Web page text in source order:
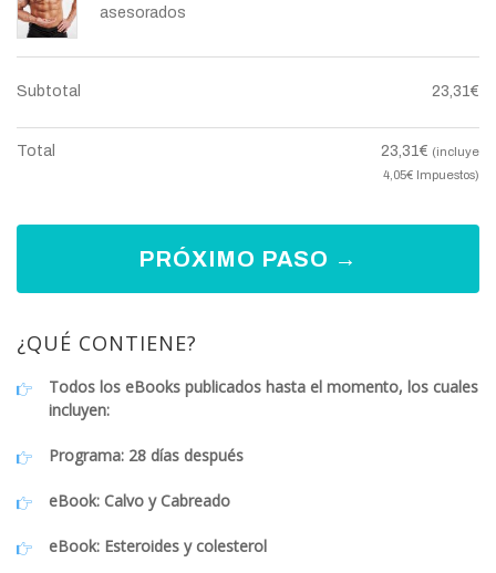
asesorados
Subtotal 23,31€
Total 23,31€ (incluye
4,05€ Impuestos)
PRÓXIMO PASO →
¿QUÉ CONTIENE?
Todos los eBooks publicados hasta el momento, los cuales
incluyen:
Programa: 28 días después
eBook: Calvo y Cabreado
eBook: Esteroides y colesterol